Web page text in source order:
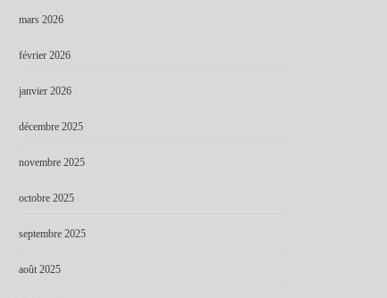
mars 2026
février 2026
janvier 2026
décembre 2025
novembre 2025
octobre 2025
septembre 2025
août 2025